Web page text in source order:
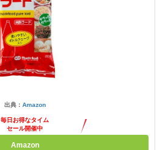
出典： Amazon
毎日お得なタイム
セール開催中
Amazon